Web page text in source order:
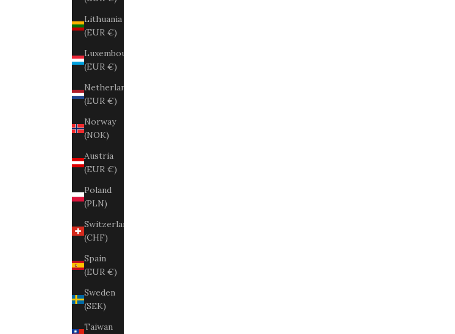
Lithuania
(EUR €)
Luxembourg
(EUR €)
Netherlands
(EUR €)
Norway
(NOK)
Austria
(EUR €)
Poland
(PLN)
Switzerland
(CHF)
Spain
(EUR €)
Sweden
(SEK)
Taiwan